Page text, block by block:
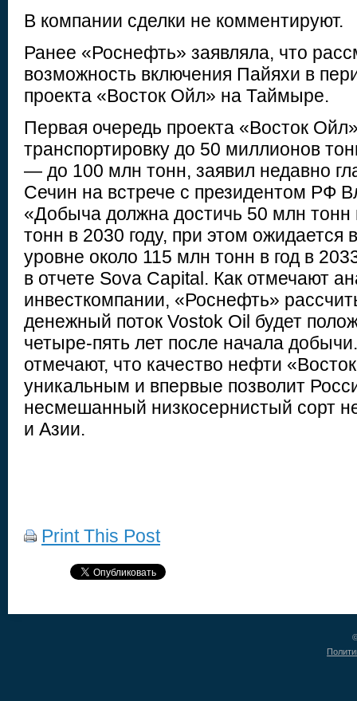
В компании сделки не комментируют.
Ранее «Роснефть» заявляла, что
возможность включения Пайяхи в
проекта «Восток Ойл» на Таймыре.
Первая очередь проекта «Восток
транспортировку до 50 миллионов
— до 100 млн тонн, заявил недавно
Сечин на встрече с президентом РФ
«Добыча должна достичь 50 млн тонн
тонн в 2030 году, при этом ожидается
уровне около 115 млн тонн в год в
в отчете Sova Capital. Как отмечают
инвесткомпании, «Роснефть»
денежный поток Vostok Oil будет
четыре-пять лет после начала
отмечают, что качество нефти
уникальным и впервые позволит
несмешанный низкосернистый сорт
и Азии.
Print This Post